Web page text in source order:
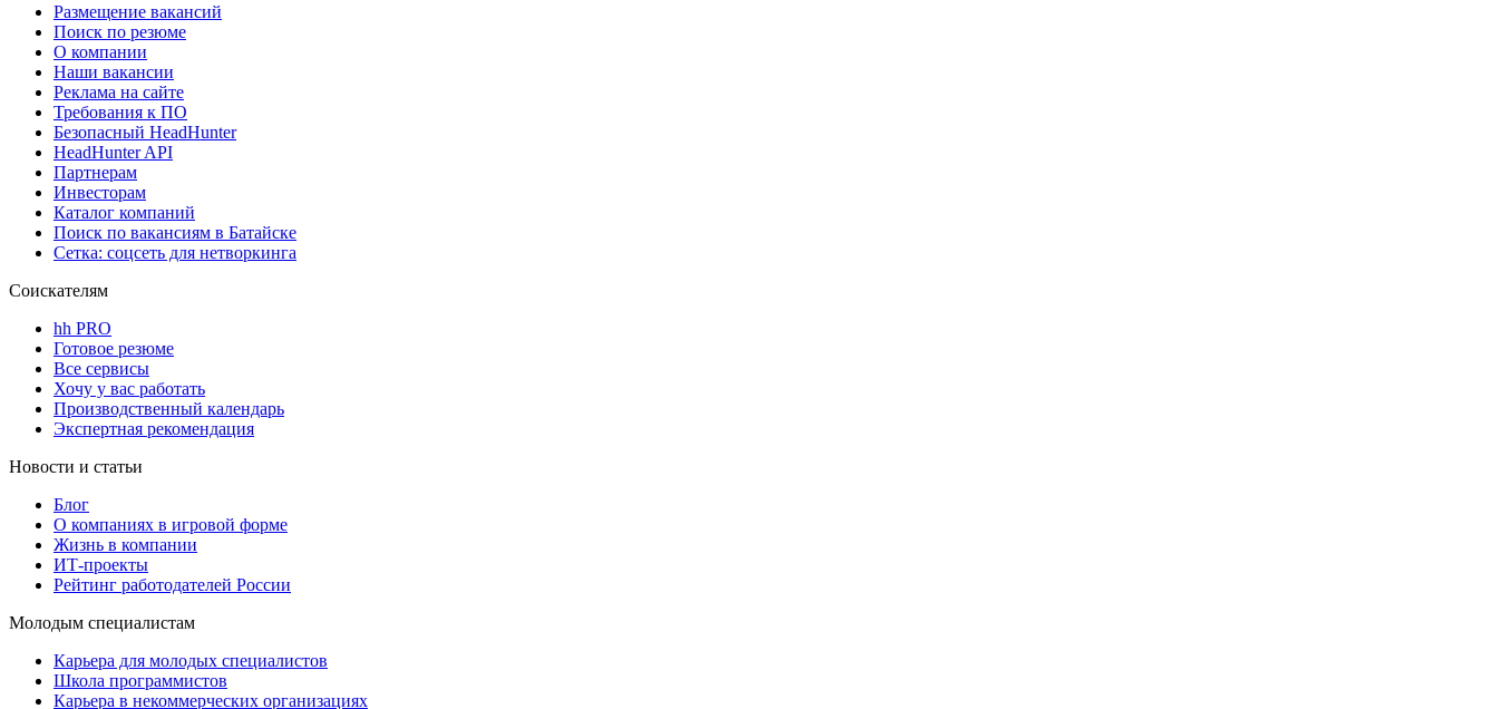
Размещение вакансий
Поиск по резюме
О компании
Наши вакансии
Реклама на сайте
Требования к ПО
Безопасный HeadHunter
HeadHunter API
Партнерам
Инвесторам
Каталог компаний
Поиск по вакансиям в Батайске
Сетка: соцсеть для нетворкинга
Соискателям
hh PRO
Готовое резюме
Все сервисы
Хочу у вас работать
Производственный календарь
Экспертная рекомендация
Новости и статьи
Блог
О компаниях в игровой форме
Жизнь в компании
ИТ-проекты
Рейтинг работодателей России
Молодым специалистам
Карьера для молодых специалистов
Школа программистов
Карьера в некоммерческих организациях